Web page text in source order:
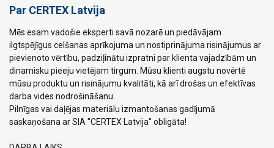
Par CERTEX Latvija
Mēs esam vadošie eksperti savā nozarē un piedāvājam
ilgtspējīgus celšanas aprīkojuma un nostiprinājuma risinājumus ar
pievienoto vērtību, padziļinātu izpratni par klienta vajadzībām un
dinamisku pieeju vietējam tirgum. Mūsu klienti augstu novērtē
mūsu produktu un risinājumu kvalitāti, kā arī drošas un efektīvas
darba vides nodrošināšanu.
Pilnīgas vai daļējas materiālu izmantošanas gadījumā
saskaņošana ar SIA "CERTEX Latvija" obligāta!